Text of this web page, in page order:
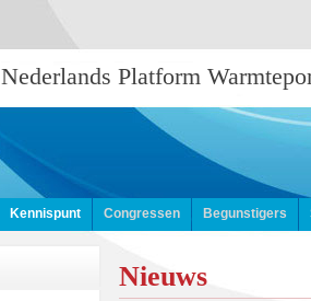
Nederlands Platform
Kennispunt Congressen Begunstigers
Nieuws